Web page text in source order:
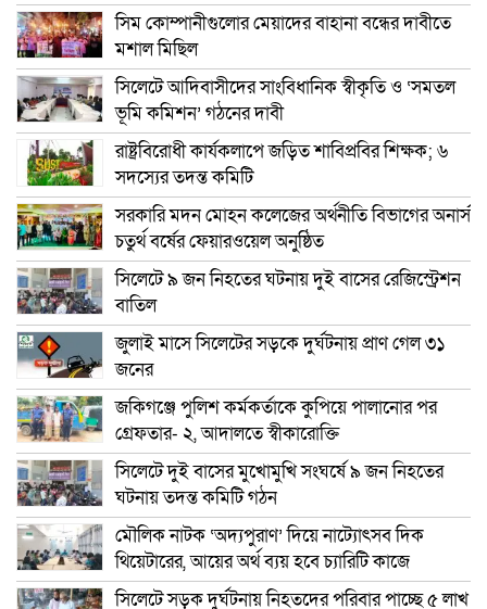
সিম কোম্পানীগুলোর মেয়াদের বাহানা বন্ধের দাবীতে
মশাল মিছিল
সিলেটে আদিবাসীদের সাংবিধানিক স্বীকৃতি ও ‘সমতল
ভূমি কমিশন’ গঠনের দাবী
রাষ্ট্রবিরোধী কার্যকলাপে জড়িত শাবিপ্রবির শিক্ষক; ৬
সদস্যের তদন্ত কমিটি
সরকারি মদন মোহন কলেজের অর্থনীতি বিভাগের অনার্স
চতুর্থ বর্ষের ফেয়ারওয়েল অনুষ্ঠিত
সিলেটে ৯ জন নিহতের ঘটনায় দুই বাসের রেজিস্ট্রেশন
বাতিল
জুলাই মাসে সিলেটের সড়কে দুর্ঘটনায় প্রাণ গেল ৩১
জনের
জকিগঞ্জে পুলিশ কর্মকর্তাকে কুপিয়ে পালানোর পর
গ্রেফতার- ২, আদালতে স্বীকারোক্তি
সিলেটে দুই বাসের মুখোমুখি সংঘর্ষে ৯ জন নিহতের
ঘটনায় তদন্ত কমিটি গঠন
মৌলিক নাটক ‘অদ্যপুরাণ’ দিয়ে নাট্যোৎসব দিক
থিয়েটারের, আয়ের অর্থ ব্যয় হবে চ্যারিটি কাজে
সিলেটে সড়ক দুর্ঘটনায় নিহতদের পরিবার পাচ্ছে ৫ লাখ